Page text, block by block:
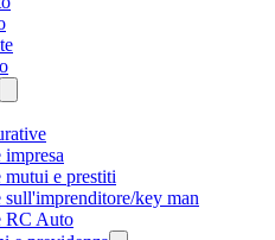
mutui e prestiti
sull'imprenditore/key man
RC Auto